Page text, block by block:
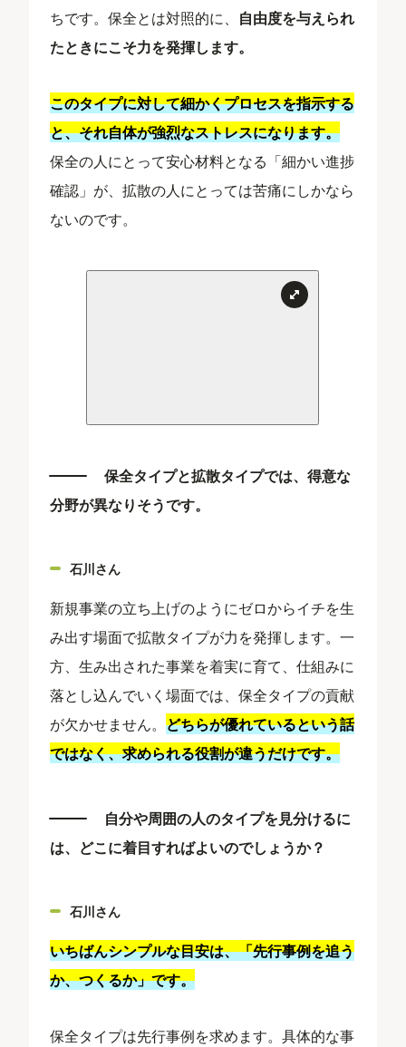
ちです。保全とは対照的に、 自由度を与えられ
たときにこそ力を発揮します。
このタイプに対して細かくプロセスを指示する
と、それ自体が強烈なストレスになります。
保全の人にとって安心材料となる「細かい進捗
確認」が、拡散の人にとっては苦痛にしかなら
ないのです。
保全タイプと拡散タイプでは、得意な
分野が異なりそうです。
石川さん
新規事業の立ち上げのようにゼロからイチを生
み出す場面で拡散タイプが力を発揮します。一
方、生み出された事業を着実に育て、仕組みに
落とし込んでいく場面では、保全タイプの貢献
が欠かせません。どちらが優れているという話
ではなく、求められる役割が違うだけです。
自分や周囲の人のタイプを見分けるに
は、どこに着目すればよいのでしょうか？
石川さん
いちばんシンプルな目安は、「先行事例を追う
か、つくるか」です。
保全タイプは先行事例を求めます。具体的な事